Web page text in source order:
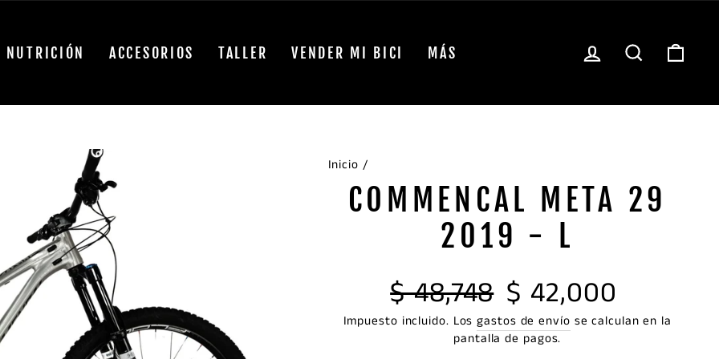
NUTRICIÓN ACCESORIOS TALLER VENDER MI BICI MÁS INGRESARBUSCAR
Inicio /
COMMENCAL META 29
2019 - L
Precio
habitual
$ 48,748
Precio
de
oferta
$ 42,000
Impuesto incluido. Losgastos de envío se calculan en la
pantalla de pagos.